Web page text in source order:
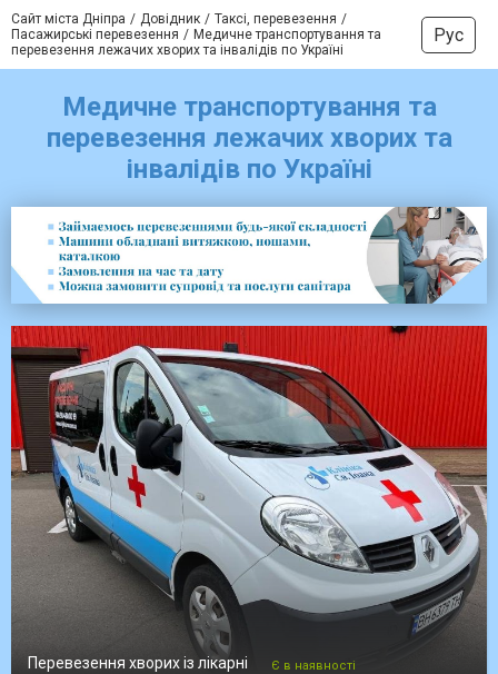
Сайт міста Дніпра Довідник
Таксі, перевезення
Пасажирські перевезення
Медичне транспортування та
перевезення лежачих хворих та інвалідів по Україні
Рус
Медичне транспортування та
перевезення лежачих хворих та
інвалідів по Україні
Перевезення хворих із лікарні Є в наявності